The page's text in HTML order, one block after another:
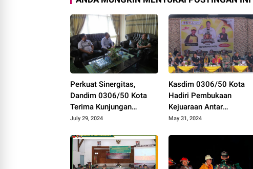
Perkuat Sinergitas,
Dandim 0306/50 Kota
Terima Kunjungan
Silaturrahmi Ketua
Tanjung Pati
July 29, 2024
Kasdim 0306/50 Kota
Hadiri Pembukaan
Kejuaraan Antar
Kampung KEMENPORA RI
May 31, 2024